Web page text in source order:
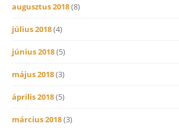
augusztus 2018(8)
július 2018(4)
június 2018(5)
május 2018(3)
április 2018(5)
március 2018(3)